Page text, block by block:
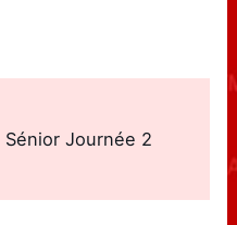
Journée 2